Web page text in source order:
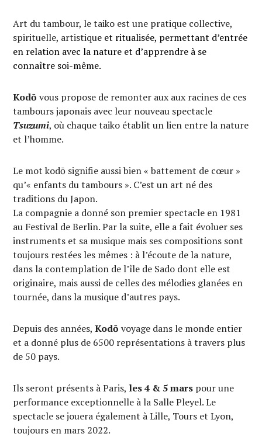
Art du tambour, le taiko est une pratique collective,
spirituelle, artistique et ritualisée, permettant d’entrée
en relation avec la nature et d’apprendre à se
connaître soi-même.
Kodō vous propose de remonter aux aux racines de ces
tambours japonais avec leur nouveau spectacle
Tsuzumi, où chaque taiko établit un lien entre la nature
et l’homme.
Le mot kodō signifie aussi bien « battement de cœur »
qu’« enfants du tambours ». C’est un art né des
traditions du Japon.
La compagnie a donné son premier spectacle en 1981
au Festival de Berlin. Par la suite, elle a fait évoluer ses
instruments et sa musique mais ses compositions sont
toujours restées les mêmes : à l’écoute de la nature,
dans la contemplation de l’île de Sado dont elle est
originaire, mais aussi de celles des mélodies glanées en
tournée, dans la musique d’autres pays.
Depuis des années,Kodō voyage dans le monde entier
et a donné plus de 6500 représentations à travers plus
de 50 pays.
Ils seront présents à Paris, les 4 & 5 mars pour une
performance exceptionnelle à la Salle Pleyel. Le
spectacle se jouera également à Lille, Tours et Lyon,
toujours en mars 2022.